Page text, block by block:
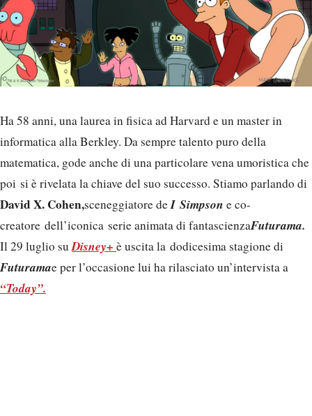
Ha 58 anni, una laurea in fisica ad Harvard e un master in
informatica alla Berkley. Da sempre talento puro della
matematica, gode anche di una particolare vena umoristica che
poi si è rivelata la chiave del suo successo. Stiamo parlando di
David X. Cohen,sceneggiatore deI Simpson e co-
creatore dell’iconica serie animata di fantascienzaFuturama.
Il 29 luglio suDisney+ è uscita la dodicesima stagione di
Futuramae per l’occasione lui ha rilasciato un’intervista a
“Today”.